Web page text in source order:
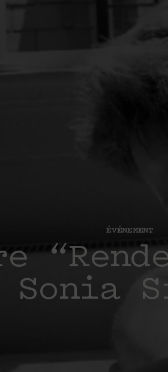
ÉVÉNEMENT
Sonia